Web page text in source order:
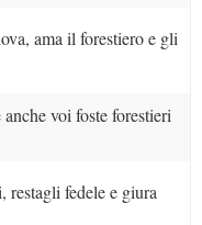
ama il forestiero e gli
voi foste forestieri
fedele e giura